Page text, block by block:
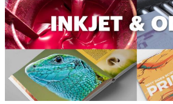
JAPAN PACK 2023 特集
中古印刷機・製本機
2022 見える化・MIS特集
2022 検査・校正特
特集・デジタル印刷 ～ 新成長軌道を描く
案内
発刊案内
JFPI印刷用語集 印刷機